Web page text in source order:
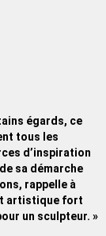
égards, ce
tous les
d’inspiration
sa démarche
rappelle à
artistique fort
un sculpteur. »